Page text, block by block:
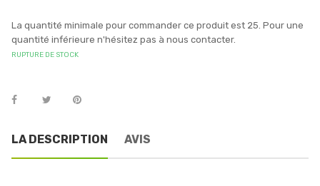
La quantité minimale pour commander ce produit est 25. Pour une
quantité inférieure n'hésitez pas à nous contacter.
RUPTURE DE STOCK
LA DESCRIPTION AVIS